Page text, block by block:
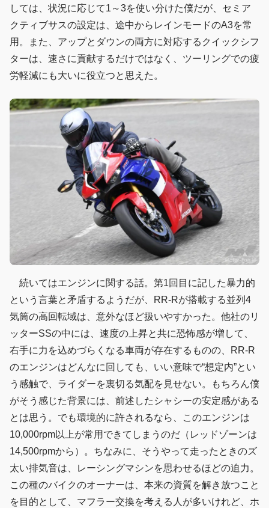
しては、状況に応じて1～3を使い分けた僕だが、セミア
クティブサスの設定は、途中からレインモードのA3を常
用。また、アップとダウンの両方に対応するクイックシフ
ターは、速さに貢献するだけではなく、ツーリングでの疲
労軽減にも大いに役立つと思えた。
続いてはエンジンに関する話。第1回目に記した暴力的
という言葉と矛盾するようだが、RR-Rが搭載する並列4
気筒の高回転域は、意外なほど扱いやすかった。他社のリ
ッターSSの中には、速度の上昇と共に恐怖感が増して、
右手に力を込めづらくなる車両が存在するものの、RR-R
のエンジンはどんなに回しても、いい意味で“想定内”とい
う感触で、ライダーを裏切る気配を見せない。もちろん僕
がそう感じた背景には、前述したシャシーの安定感がある
とは思う。でも環境的に許されるなら、このエンジンは
10,000rpm以上が常用できてしまうのだ（レッドゾーンは
14,500rpmから）。ちなみに、そうやって走ったときのズ
太い排気音は、レーシングマシンを思わせるほどの迫力。
この種のバイクのオーナーは、本来の資質を解き放つこと
を目的として、マフラー交換を考える人が多いけれど、ホ